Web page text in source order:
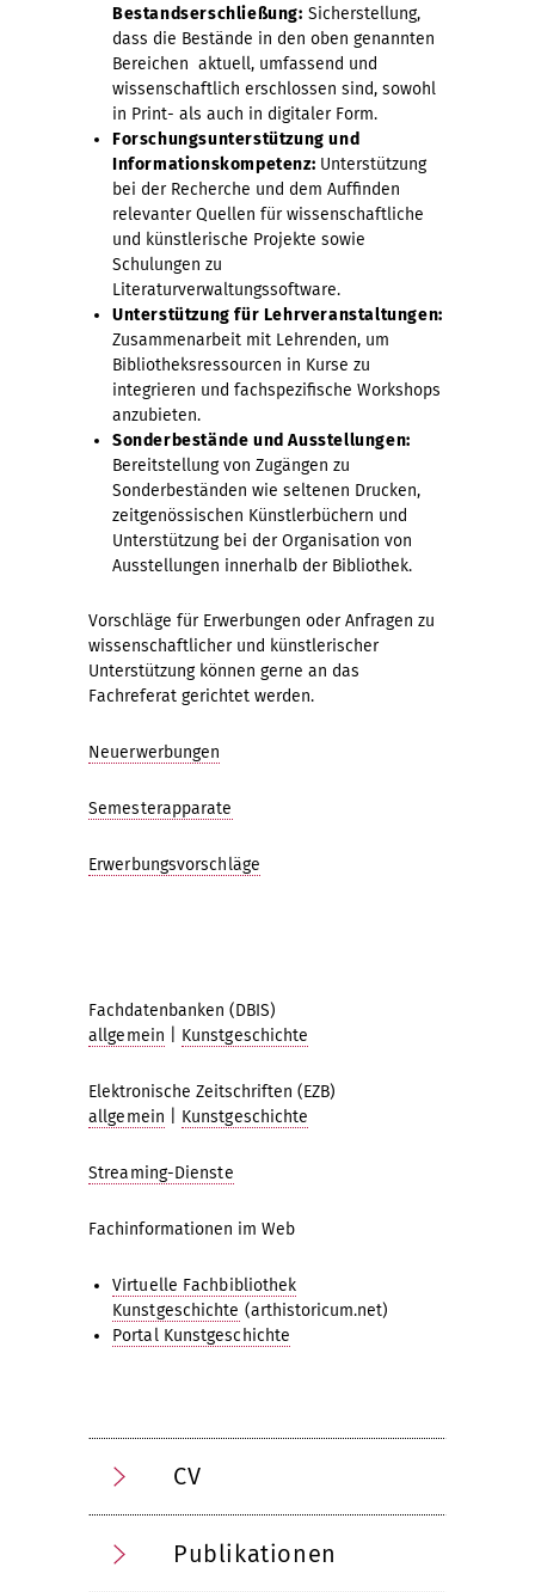
Bestandserschließung: Sicherstellung,
dass die Bestände in den oben genannten
Bereichen aktuell, umfassend und
wissenschaftlich erschlossen sind, sowohl
in Print- als auch in digitaler Form.
Forschungsunterstützung und
Informationskompetenz: Unterstützung
bei der Recherche und dem Auffinden
relevanter Quellen für wissenschaftliche
und künstlerische Projekte sowie
Schulungen zu
Literaturverwaltungssoftware.
Unterstützung für Lehrveranstaltungen:
Zusammenarbeit mit Lehrenden, um
Bibliotheksressourcen in Kurse zu
integrieren und fachspezifische Workshops
anzubieten.
Sonderbestände und Ausstellungen:
Bereitstellung von Zugängen zu
Sonderbeständen wie seltenen Drucken,
zeitgenössischen Künstlerbüchern und
Unterstützung bei der Organisation von
Ausstellungen innerhalb der Bibliothek.
Vorschläge für Erwerbungen oder Anfragen zu
wissenschaftlicher und künstlerischer
Unterstützung können gerne an das
Fachreferat gerichtet werden.
Neuerwerbungen
Semesterapparate
Erwerbungsvorschläge
Fachdatenbanken (DBIS)
allgemein
Kunstgeschichte
Elektronische Zeitschriften (EZB)
allgemein
Kunstgeschichte
Streaming-Dienste
Fachinformationen im Web
Virtuelle Fachbibliothek
Kunstgeschichte (arthistoricum.net)
Portal Kunstgeschichte
CV
Publikationen